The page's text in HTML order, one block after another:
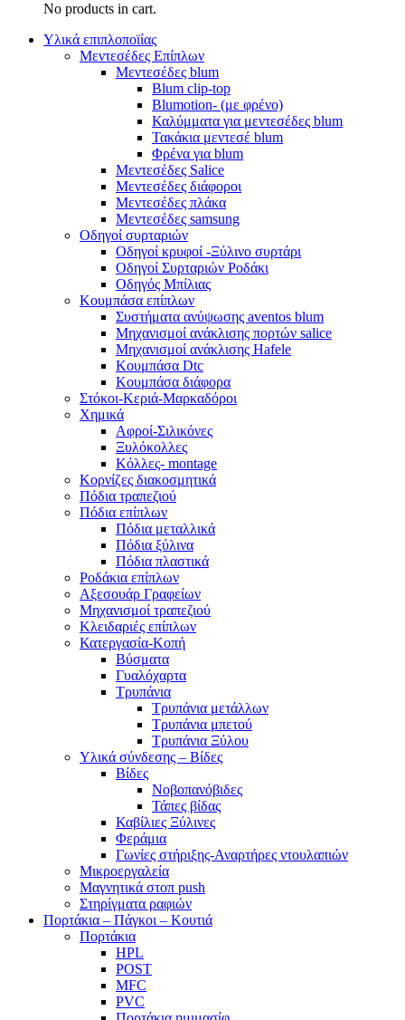
No products in cart.
Υλικά επιπλοποϊίας
Μεντεσέδες Επίπλων
Μεντεσέδες blum
Blum clip-top
Blumotion- (με φρένο)
Καλύμματα για μεντεσέδες blum
Τακάκια μεντεσέ blum
Φρένα για blum
Μεντεσέδες Salice
Μεντεσέδες διάφοροι
Μεντεσέδες πλάκα
Μεντεσέδες samsung
Οδηγοί συρταριών
Οδηγοί κρυφοί -Ξύλινο συρτάρι
Οδηγοί Συρταριών Ροδάκι
Οδηγός Μπίλιας
Κουμπάσα επίπλων
Συστήματα ανύψωσης aventos blum
Μηχανισμοί ανάκλισης πορτών salice
Μηχανισμοί ανάκλισης Hafele
Κουμπάσα Dtc
Κουμπάσα διάφορα
Στόκοι-Κεριά-Μαρκαδόροι
Χημικά
Αφροί-Σιλικόνες
Ξυλόκολλες
Κόλλες- montage
Κορνίζες διακοσμητικά
Πόδια τραπεζιού
Πόδια επίπλων
Πόδια μεταλλικά
Πόδια ξύλινα
Πόδια πλαστικά
Ροδάκια επίπλων
Αξεσουάρ Γραφείων
Μηχανισμοί τραπεζιού
Κλειδαριές επίπλων
Κατεργασία-Κοπή
Βύσματα
Γυαλόχαρτα
Τρυπάνια
Τρυπάνια μετάλλων
Τρυπάνια μπετού
Τρυπάνια Ξύλου
Υλικά σύνδεσης – Βίδες
Βίδες
Νοβοπανόβιδες
Τάπες βίδας
Καβίλιες Ξύλινες
Φεράμια
Γωνίες στήριξης-Αναρτήρες ντουλαπιών
Μικροεργαλεία
Μαγνητικά στοπ push
Στηρίγματα ραφιών
Πορτάκια – Πάγκοι – Κουτιά
Πορτάκια
HPL
POST
MFC
PVC